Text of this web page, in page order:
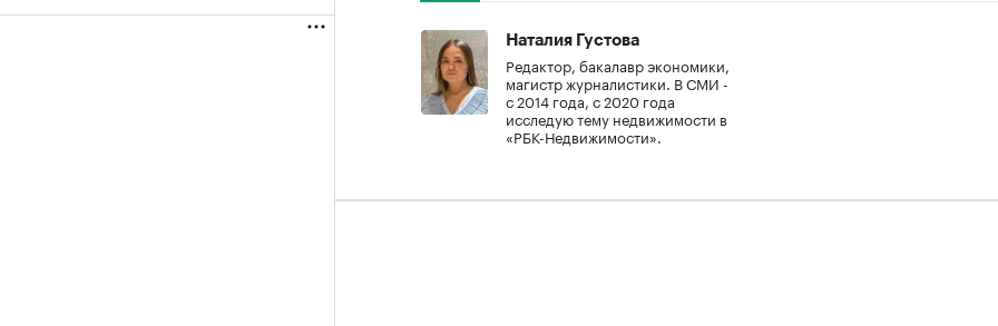
Наталия Густова
Редактор, бакалавр экономики,
магистр журналистики. В СМИ -
с 2014 года, с 2020 года
исследую тему недвижимости в
«РБК-Недвижимости».